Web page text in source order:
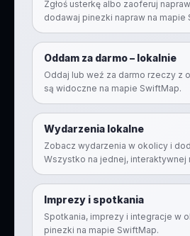
Zgłoś usterkę albo zaoferuj
dodawaj pinezki napraw na mapie
Oddam za darmo – lokalnie
Oddaj lub weź za darmo rzeczy z
są widoczne na mapie SwiftMap.
Wydarzenia lokalne
Zobacz wydarzenia w okolicy i
Wszystko na jednej, interaktywnej
Imprezy i spotkania
Spotkania, imprezy i integracje w
pinezki na mapie SwiftMap.